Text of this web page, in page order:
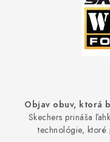
IMPREGNÁCIA A
Objav obuv, ktorá
Skechers prináša
technológie, ktoré